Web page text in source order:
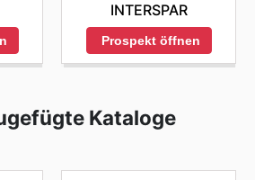
INTERSPAR
Prospekt öffnen
Kataloge